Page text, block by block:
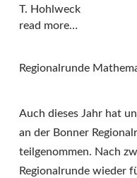
T. Hohlweck
read more…
Regionalrunde
Auch dieses Jahr hat
an der Bonner
teilgenommen. Nach
Regionalrunde wieder